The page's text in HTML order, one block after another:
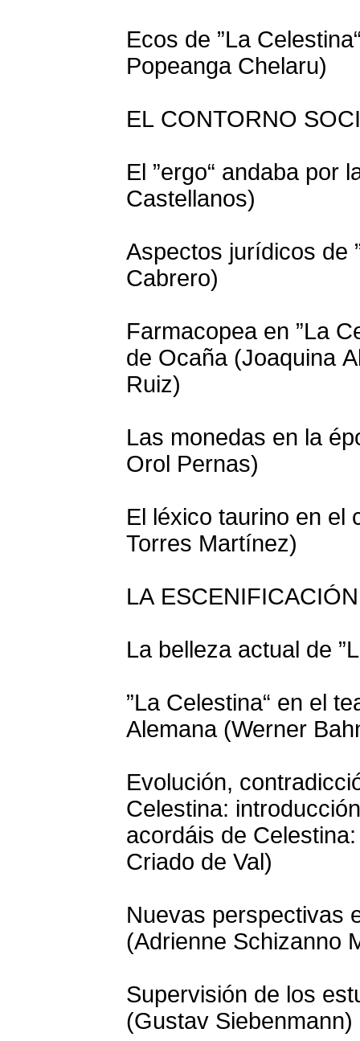
Ecos de ”La
Popeanga Chelaru)
EL CONTORNO
El ”ergo“ andaba por
Castellanos)
Aspectos jurídicos de
Cabrero)
Farmacopea en ”La
de Ocaña (Joaquina
Ruiz)
Las monedas en la
Orol Pernas)
El léxico taurino en el
Torres Martínez)
LA
La belleza actual de
”La Celestina“ en el
Alemana (Werner
Evolución,
Celestina:
acordáis de
Criado de Val)
Nuevas perspectivas
(Adrienne Schizanno
Supervisión de los
(Gustav Siebenmann)